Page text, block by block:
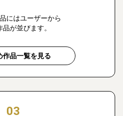
にはユーザーから
品が並びます。
作品一覧を見る
03